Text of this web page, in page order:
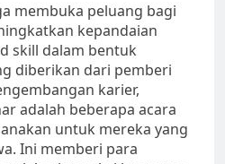
membuka peluang bagi
kepandaian
skill dalam bentuk
diberikan dari pemberi
karier,
adalah beberapa acara
untuk mereka yang
Ini memberi para